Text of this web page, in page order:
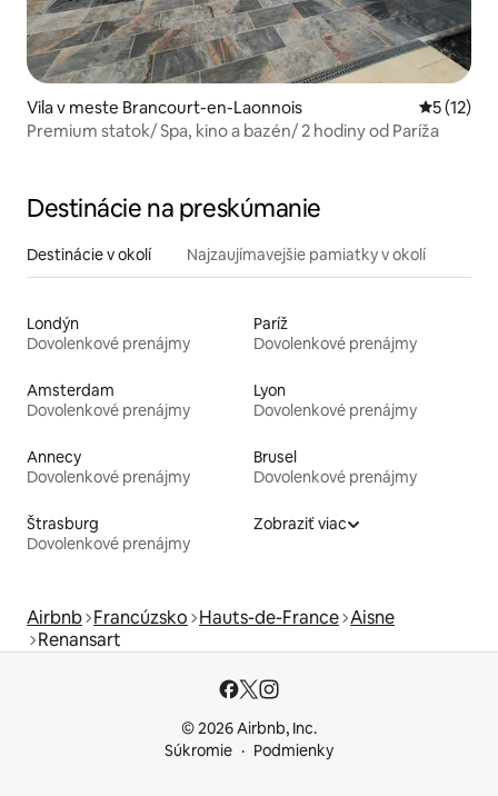
Vila v meste Brancourt-en-Laonnois
5 (12)
Premium statok/ Spa, kino a bazén/ 2 hodiny od Paríža
Destinácie na preskúmanie
Destinácie v okolí Najzaujímavejšie pamiatky v okolí
Londýn
Dovolenkové prenájmy
Paríž
Dovolenkové prenájmy
Amsterdam
Dovolenkové prenájmy
Lyon
Dovolenkové prenájmy
Annecy
Dovolenkové prenájmy
Brusel
Dovolenkové prenájmy
Štrasburg
Dovolenkové prenájmy
Zobraziť viac
Airbnb Francúzsko Hauts-de-France Aisne
Renansart
© 2026 Airbnb, Inc.
Súkromie
Podmienky